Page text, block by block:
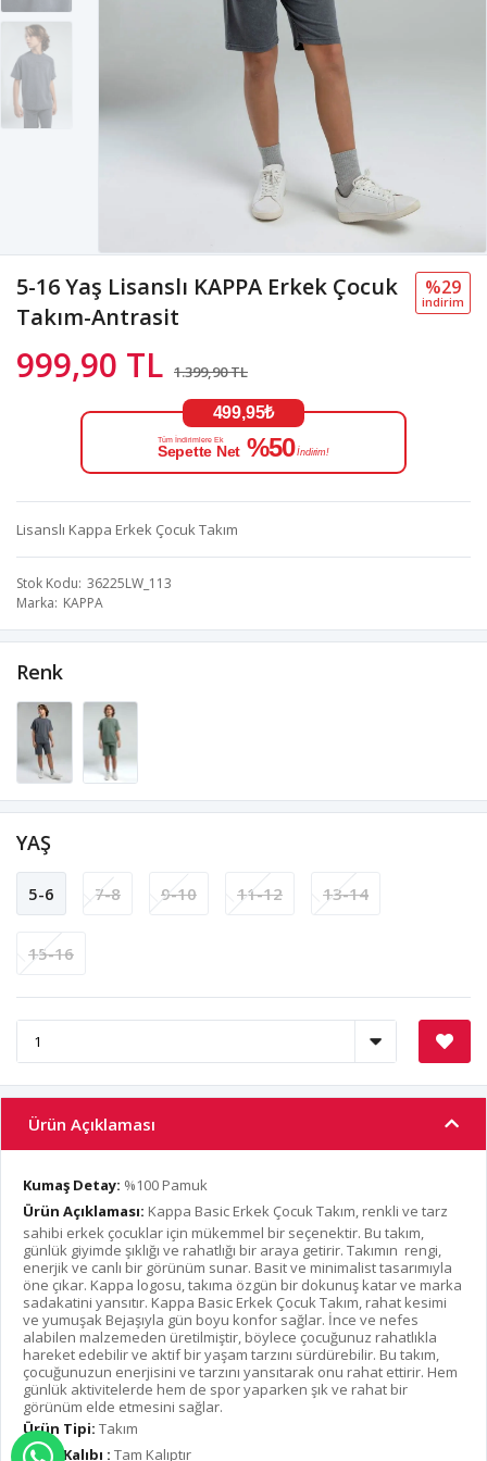
5-16 Yaş Lisanslı KAPPA Erkek Çocuk
Takım-Antrasit
999,90 TL 1.399,90 TL
%29
i̇ndi̇ri̇m
499,95₺
Tüm İndirimlere Ek
Sepette Net %50 İndirim!
Lisanslı Kappa Erkek Çocuk Takım
Stok Kodu 36225LW_113
Marka KAPPA
Renk
YAŞ
5-6 7-8 9-10 11-12 13-14
15-16
Ürün Açıklaması
Kumaş Detay: %100 Pamuk
Ürün Açıklaması: Kappa Basic Erkek Çocuk Takım, renkli ve tarz
sahibi erkek çocuklar için mükemmel bir seçenektir. Bu takım,
günlük giyimde şıklığı ve rahatlığı bir araya getirir. Takımın rengi,
enerjik ve canlı bir görünüm sunar. Basit ve minimalist tasarımıyla
öne çıkar. Kappa logosu, takıma özgün bir dokunuş katar ve marka
sadakatini yansıtır. Kappa Basic Erkek Çocuk Takım, rahat kesimi
ve yumuşak Bejaşıyla gün boyu konfor sağlar. İnce ve nefes
alabilen malzemeden üretilmiştir, böylece çocuğunuz rahatlıkla
hareket edebilir ve aktif bir yaşam tarzını sürdürebilir. Bu takım,
çocuğunuzun enerjisini ve tarzını yansıtarak onu rahat ettirir. Hem
günlük aktivitelerde hem de spor yaparken şık ve rahat bir
görünüm elde etmesini sağlar.
Ürün Tipi: Takım
Ürün Kalıbı : Tam Kalıptır
WHATSAPP İLE SİPARİŞ VER